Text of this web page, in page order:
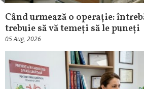
Când urmează o operație:
trebuie să vă temeți să le puneți
05 Aug, 2026